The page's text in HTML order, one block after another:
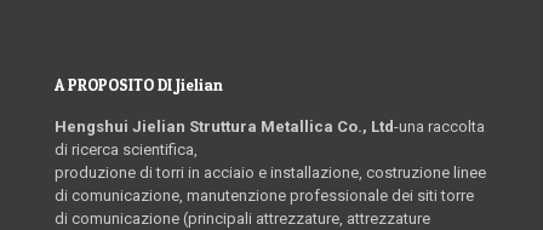
A PROPOSITO DI Jielian
Hengshui Jielian Struttura Metallica Co., Ltd-una raccolta
di ricerca scientifica,
produzione di torri in acciaio e installazione, costruzione linee
di comunicazione, manutenzione professionale dei siti torre
di comunicazione (principali attrezzature, attrezzature